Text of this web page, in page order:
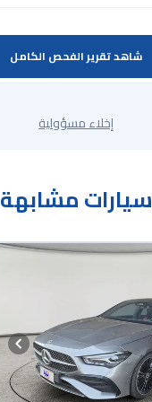
شاهد تقرير الفحص الكامل
إخلاء مسؤولية
سيارات مشابهة